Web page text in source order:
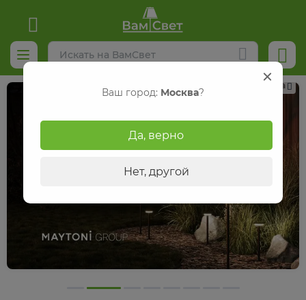
Реклама
Ваш город: Москва?
Да, верно
Нет, другой